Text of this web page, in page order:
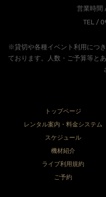
営業時間
TEL /
※貸切や各種イベント利用につ
ております。人数・ご予算等と
トップページ
レンタル案内・料金システム
スケジュール
機材紹介
ライブ利用規約
ご予約